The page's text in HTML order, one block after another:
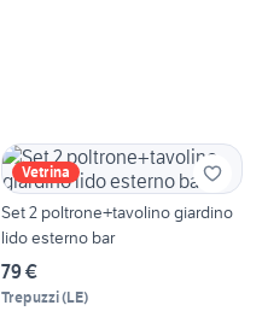
Vetrina
Set 2 poltrone+tavolino giardino
lido esterno bar
79 €
Trepuzzi(LE)